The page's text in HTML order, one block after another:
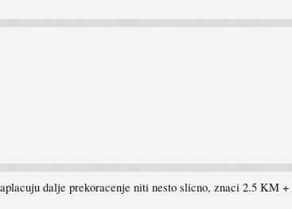
dalje prekoracenje niti nesto slicno, znaci 2.5 KM